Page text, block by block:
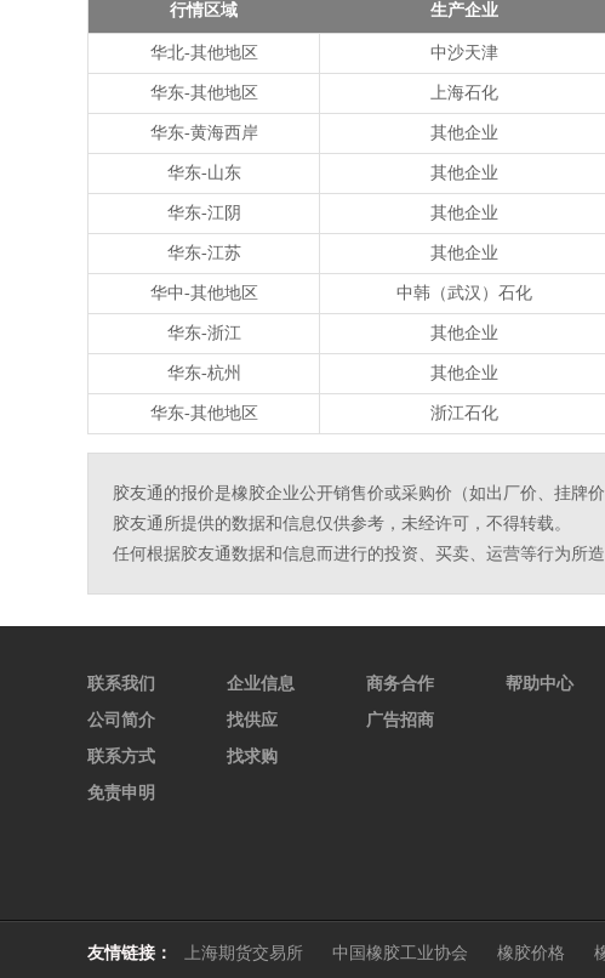
行情区域 生产企业
华北-其他地区 中沙天津
华东-其他地区 上海石化
华东-黄海西岸 其他企业
华东-山东 其他企业
华东-江阴 其他企业
华东-江苏 其他企业
华中-其他地区 中韩（武汉）石化
华东-浙江 其他企业
华东-杭州 其他企业
华东-其他地区 浙江石化
胶友通的报价是橡胶企业公开销售价或采购价（如出厂价、挂牌
胶友通所提供的数据和信息仅供参考，未经许可，不得转载。
任何根据胶友通数据和信息而进行的投资、买卖、运营等行为所
联系我们
公司简介
联系方式
免责申明
企业信息
找供应
找求购
商务合作
广告招商
帮助中心
友情链接： 上海期货交易所 中国橡胶工业协会 橡胶价格